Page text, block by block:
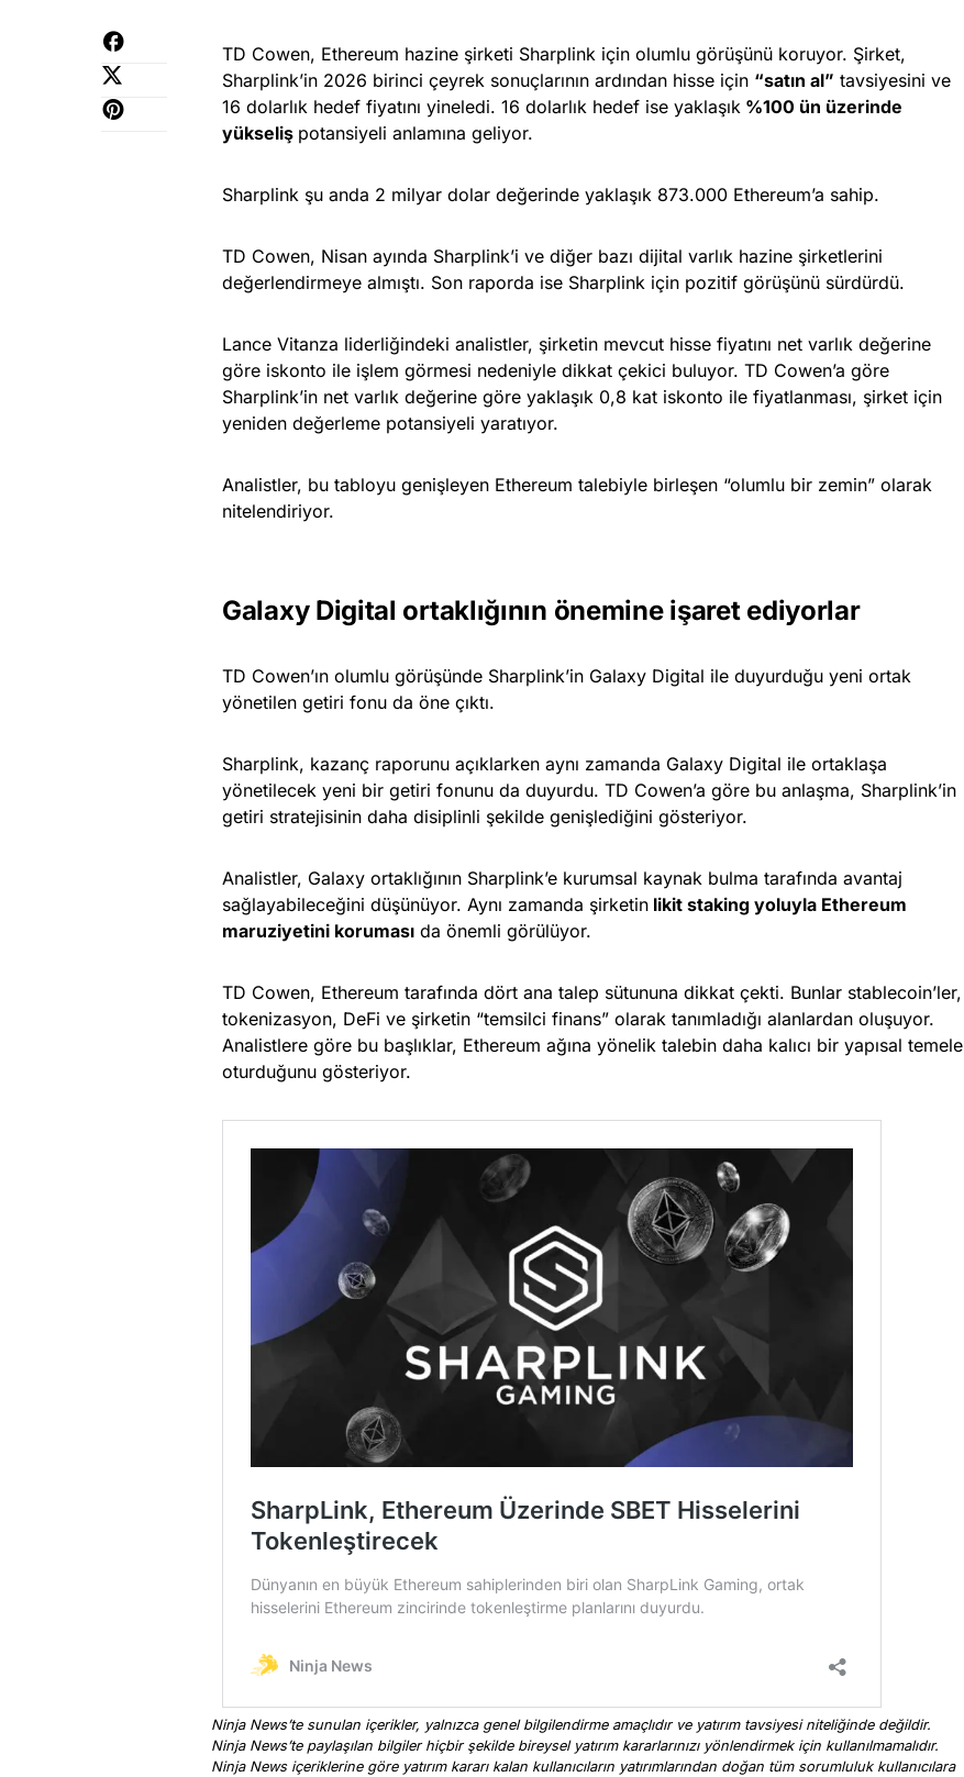
TD Cowen, Ethereum hazine şirketi Sharplink için olumlu görüşünü koruyor. Şirket,
Sharplink’in 2026 birinci çeyrek sonuçlarının ardından hisse için “satın al” tavsiyesini ve
16 dolarlık hedef fiyatını yineledi. 16 dolarlık hedef ise yaklaşık %100 ün üzerinde
yükseliş potansiyeli anlamına geliyor.
Sharplink şu anda 2 milyar dolar değerinde yaklaşık 873.000 Ethereum’a sahip.
TD Cowen, Nisan ayında Sharplink’i ve diğer bazı dijital varlık hazine şirketlerini
değerlendirmeye almıştı. Son raporda ise Sharplink için pozitif görüşünü sürdürdü.
Lance Vitanza liderliğindeki analistler, şirketin mevcut hisse fiyatını net varlık değerine
göre iskonto ile işlem görmesi nedeniyle dikkat çekici buluyor. TD Cowen’a göre
Sharplink’in net varlık değerine göre yaklaşık 0,8 kat iskonto ile fiyatlanması, şirket için
yeniden değerleme potansiyeli yaratıyor.
Analistler, bu tabloyu genişleyen Ethereum talebiyle birleşen “olumlu bir zemin” olarak
nitelendiriyor.
Galaxy Digital ortaklığının önemine işaret ediyorlar
TD Cowen’ın olumlu görüşünde Sharplink’in Galaxy Digital ile duyurduğu yeni ortak
yönetilen getiri fonu da öne çıktı.
Sharplink, kazanç raporunu açıklarken aynı zamanda Galaxy Digital ile ortaklaşa
yönetilecek yeni bir getiri fonunu da duyurdu. TD Cowen’a göre bu anlaşma, Sharplink’in
getiri stratejisinin daha disiplinli şekilde genişlediğini gösteriyor.
Analistler, Galaxy ortaklığının Sharplink’e kurumsal kaynak bulma tarafında avantaj
sağlayabileceğini düşünüyor. Aynı zamanda şirketin likit staking yoluyla Ethereum
maruziyetini koruması da önemli görülüyor.
TD Cowen, Ethereum tarafında dört ana talep sütununa dikkat çekti. Bunlar stablecoin’ler,
tokenizasyon, DeFi ve şirketin “temsilci finans” olarak tanımladığı alanlardan oluşuyor.
Analistlere göre bu başlıklar, Ethereum ağına yönelik talebin daha kalıcı bir yapısal temele
oturduğunu gösteriyor.
Ninja News’te sunulan içerikler, yalnızca genel bilgilendirme amaçlıdır ve yatırım tavsiyesi niteliğinde değildir.
Ninja News’te paylaşılan bilgiler hiçbir şekilde bireysel yatırım kararlarınızı yönlendirmek için kullanılmamalıdır.
Ninja News içeriklerine göre yatırım kararı kalan kullanıcıların yatırımlarından doğan tüm sorumluluk kullanıcılara